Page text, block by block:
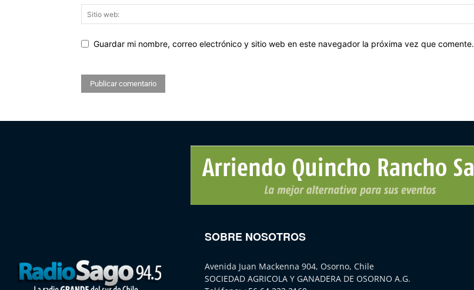
Guardar mi nombre, correo electrónico y sitio web en este navegador la próxima vez que comente.
SOBRE NOSOTROS
Avenida Juan Mackenna 904, Osorno, Chile
SOCIEDAD AGRICOLA Y GANADERA DE OSORNO A.G.